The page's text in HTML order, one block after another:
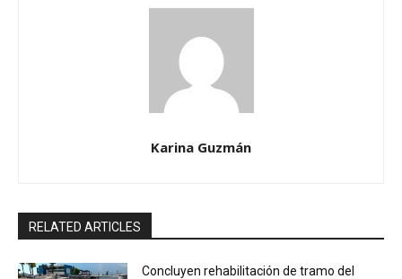
Karina Guzmán
RELATED ARTICLES
Concluyen rehabilitación de tramo del